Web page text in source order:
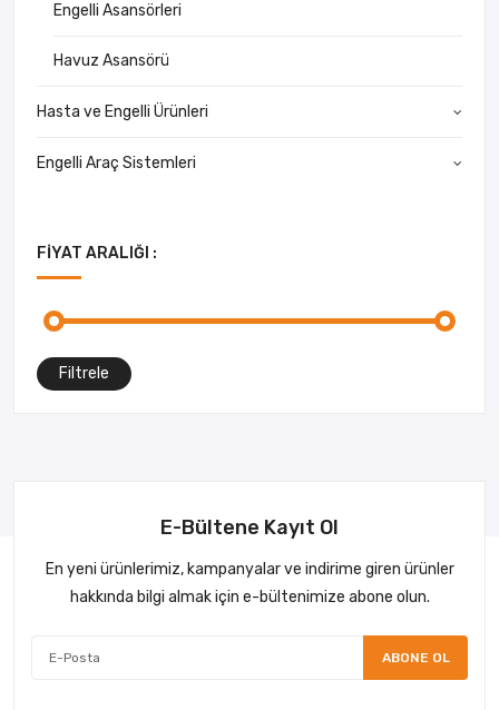
Engelli Asansörleri
Havuz Asansörü
Hasta ve Engelli Ürünleri
Engelli Araç Sistemleri
FIYAT ARALIĞI :
Filtrele
E-Bültene Kayıt Ol
En yeni ürünlerimiz, kampanyalar ve indirime giren ürünler
hakkında bilgi almak için e-bültenimize abone olun.
ABONE OL